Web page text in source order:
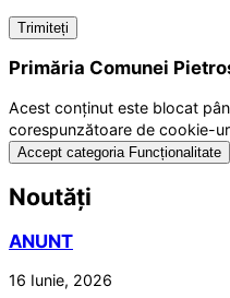
Primăria Comunei
Acest conținut este blocat
corespunzătoare de cookie-
Accept categoria Funcționalitate
Noutăți
ANUNT
16 Iunie, 2026